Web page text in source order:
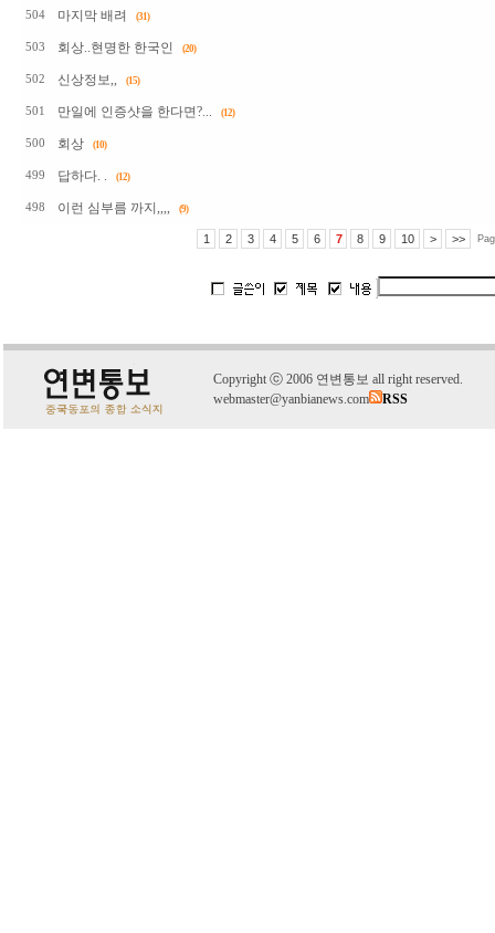
504 마지막 배려 (31)
503 회상..현명한 한국인 (20)
502 신상정보,, (15)
501 만일에 인증샷을 한다면?... (12)
500 회상 (10)
499 답하다. . (12)
498 이런 심부름 까지,,,, (9)
1 2 3 4 5 6 7 8 9 10 > >>
Copyright ⓒ 2006 연변통보 all right reserved.
webmaster@yanbianews.com
RSS